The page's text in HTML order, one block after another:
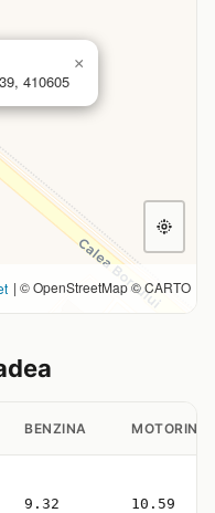
410605
×
| © OpenStreetMap © CARTO
BENZINA MOTORINA
9.32 10.59